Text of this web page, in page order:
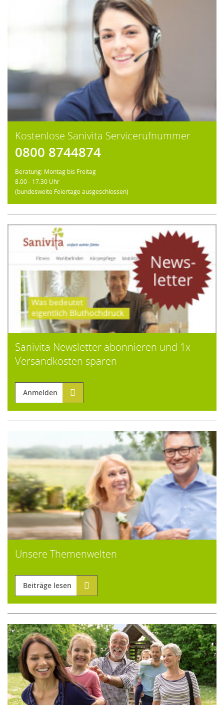
Kostenlose Sanivita Servicerufnummer
0800 8744874
Beratung: Montag bis Freitag
8.00 - 17.30 Uhr
(bundesweite Feiertage ausgeschlossen)
Sanivita Newsletter abonnieren und 1x
Versandkosten sparen
Anmelden
Unsere Themenwelten
Beiträge lesen